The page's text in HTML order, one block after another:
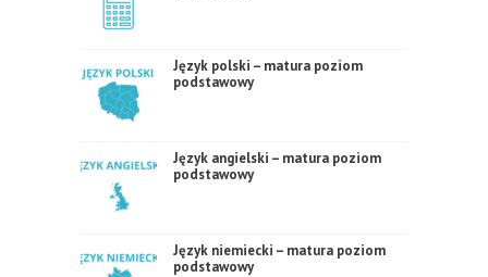
Język polski – matura poziom
podstawowy
Język angielski – matura poziom
podstawowy
Język niemiecki – matura poziom
podstawowy